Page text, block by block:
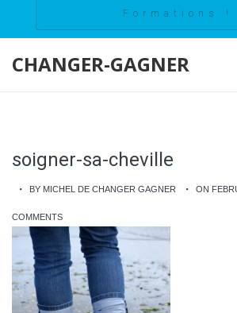
Formations !
CHANGER-GAGNER
soigner-sa-cheville
BY MICHEL DE CHANGER GAGNER ON
COMMENTS